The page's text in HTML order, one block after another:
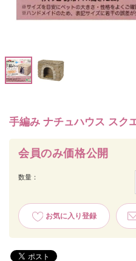
手編み ナチュハウス スク
会員のみ価格公開
数量：
お気に入り登録